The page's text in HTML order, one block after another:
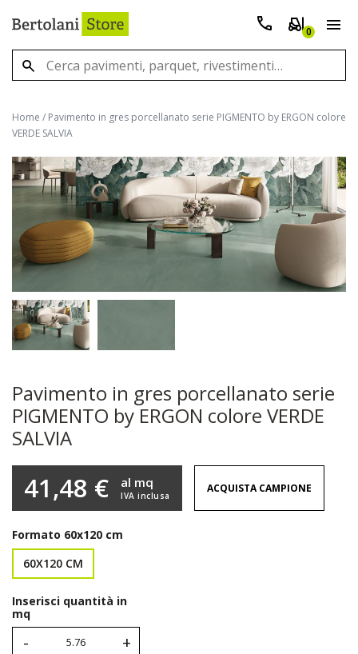
0
Home / Pavimento in gres porcellanato serie PIGMENTO by ERGON colore
VERDE SALVIA
Pavimento in gres porcellanato serie
PIGMENTO by ERGON colore VERDE
SALVIA
41,48 € IVA inclusa
al mq ACQUISTA CAMPIONE
Formato 60x120 cm
60X120 CM
Inserisci quantità in
mq
- +